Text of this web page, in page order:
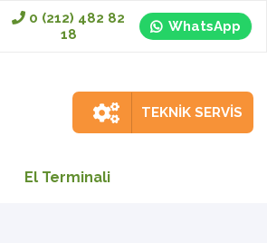
0 (212) 482 82
18
WhatsApp
TEKNİK SERVİS
El Terminali